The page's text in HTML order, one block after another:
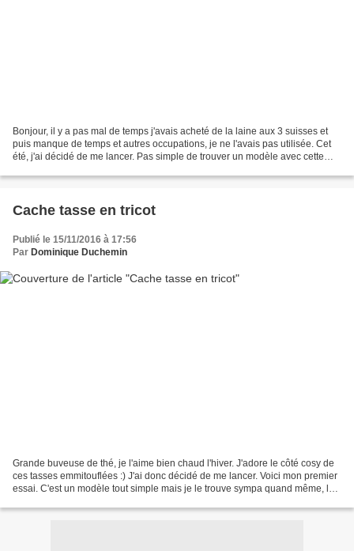
Bonjour, il y a pas mal de temps j'avais acheté de la laine aux 3 suisses et
puis manque de temps et autres occupations, je ne l'avais pas utilisée. Cet
été, j'ai décidé de me lancer. Pas simple de trouver un modèle avec cette
Cache tasse en tricot
Publié le 15/11/2016 à 17:56
Par Dominique Duchemin
Grande buveuse de thé, je l'aime bien chaud l'hiver. J'adore le côté cosy de
ces tasses emmitouflées :) J'ai donc décidé de me lancer. Voici mon premier
essai. C'est un modèle tout simple mais je le trouve sympa quand même, la